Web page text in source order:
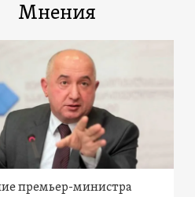
Мнения
премьер-министра